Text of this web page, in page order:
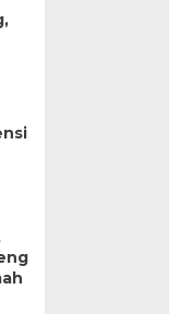
di
– Industri
hilirisasi terus…